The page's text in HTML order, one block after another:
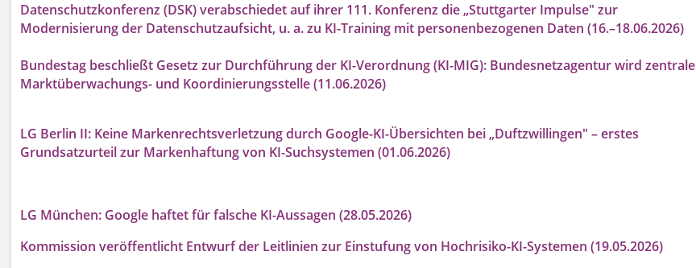
Datenschutzkonferenz (DSK) verabschiedet auf ihrer 111. Konferenz die „Stuttgarter Impulse" zur
Modernisierung der Datenschutzaufsicht, u. a. zu KI-Training mit personenbezogenen Daten (16.–18.06.2026)
Bundestag beschließt Gesetz zur Durchführung der KI-Verordnung (KI-MIG): Bundesnetzagentur wird zentrale
Marktüberwachungs- und Koordinierungsstelle (11.06.2026)
LG Berlin II: Keine Markenrechtsverletzung durch Google-KI-Übersichten bei „Duftzwillingen" – erstes
Grundsatzurteil zur Markenhaftung von KI-Suchsystemen (01.06.2026)
LG München: Google haftet für falsche KI-Aussagen (28.05.2026)
Kommission veröffentlicht Entwurf der Leitlinien zur Einstufung von Hochrisiko-KI-Systemen (19.05.2026)